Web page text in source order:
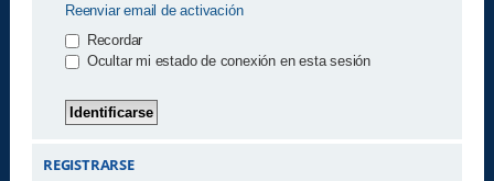
Reenviar email de activación
Recordar
Ocultar mi estado de conexión en esta sesión
REGISTRARSE